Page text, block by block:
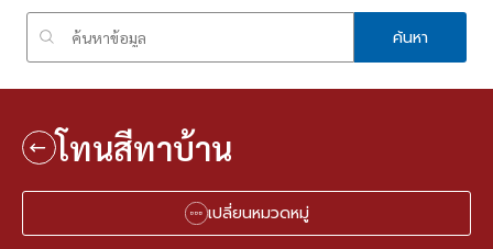
ค้นหา
โทนสีทาบ้าน
เปลี่ยนหมวดหมู่